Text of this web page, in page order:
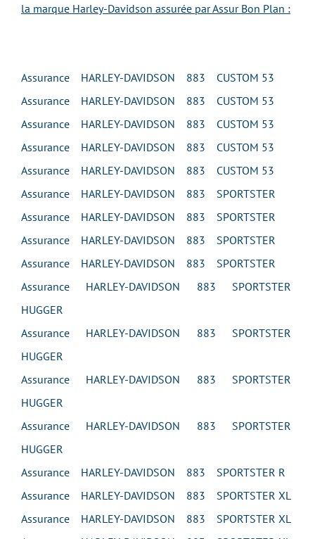
la marque Harley-Davidson assurée par Assur Bon Plan :
Assurance HARLEY-DAVIDSON 883 CUSTOM 53
Assurance HARLEY-DAVIDSON 883 CUSTOM 53
Assurance HARLEY-DAVIDSON 883 CUSTOM 53
Assurance HARLEY-DAVIDSON 883 CUSTOM 53
Assurance HARLEY-DAVIDSON 883 CUSTOM 53
Assurance HARLEY-DAVIDSON 883 SPORTSTER
Assurance HARLEY-DAVIDSON 883 SPORTSTER
Assurance HARLEY-DAVIDSON 883 SPORTSTER
Assurance HARLEY-DAVIDSON 883 SPORTSTER
Assurance HARLEY-DAVIDSON 883 SPORTSTER
HUGGER
Assurance HARLEY-DAVIDSON 883 SPORTSTER
HUGGER
Assurance HARLEY-DAVIDSON 883 SPORTSTER
HUGGER
Assurance HARLEY-DAVIDSON 883 SPORTSTER
HUGGER
Assurance HARLEY-DAVIDSON 883 SPORTSTER R
Assurance HARLEY-DAVIDSON 883 SPORTSTER XL
Assurance HARLEY-DAVIDSON 883 SPORTSTER XL